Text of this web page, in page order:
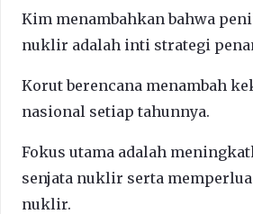
Kim menambahkan bahwa
nuklir adalah inti strategi
Korut berencana menambah
nasional setiap tahunnya.
Fokus utama adalah
senjata nuklir serta
nuklir.